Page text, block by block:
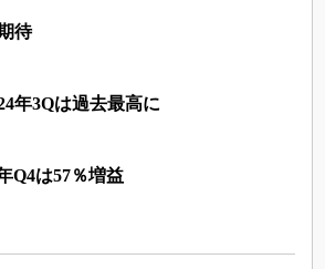
待
年3Qは過去最高に
Q4は57％増益